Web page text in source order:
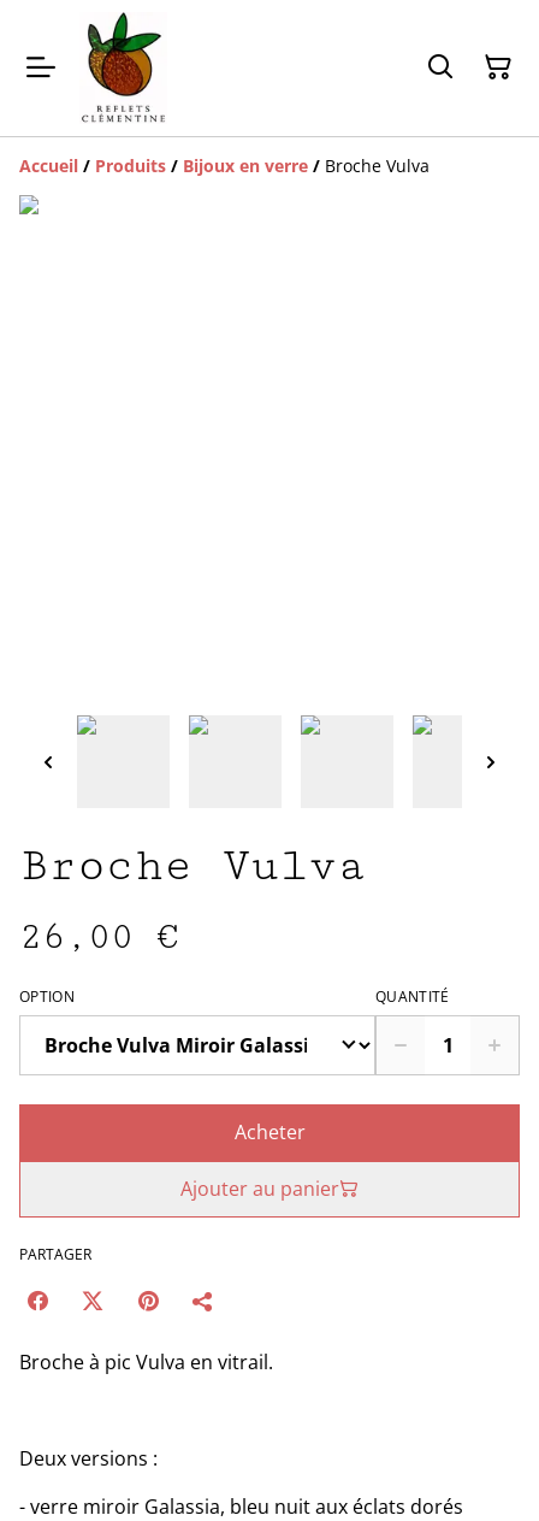
Accueil / Produits / Bijoux en verre / Broche Vulva
Broche Vulva
26,00 €
OPTION QUANTITÉ
Acheter
Ajouter au panier
PARTAGER
Broche à pic Vulva en vitrail.
Deux versions :
- verre miroir Galassia, bleu nuit aux éclats dorés